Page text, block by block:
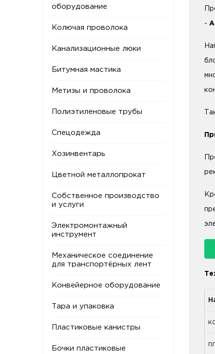
оборудование
Колючая проволока
Канализационные люки
Битумная мастика
Метизы и проволока
Полиэтиленовые трубы
Спецодежда
Хозинвентарь
Цветной металлопрокат
Собственное производство
и услуги
Электромонтажный
инструмент
Механическое соединение
для транспортёрных лент
Конвейерное оборудование
Тара и упаковка
Пластиковые канистры
Бочки пластиковые
-